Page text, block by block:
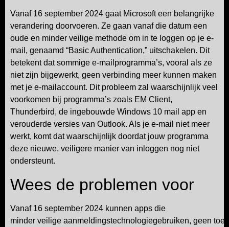
Vanaf 16 september 2024 gaat Microsoft een belangrijke
verandering doorvoeren. Ze gaan vanaf die datum een
oude en minder veilige methode om in te loggen op je e-
mail, genaamd “Basic Authentication,” uitschakelen. Dit
betekent dat sommige e-mailprogramma’s, vooral als ze
niet zijn bijgewerkt, geen verbinding meer kunnen maken
met je e-mailaccount. Dit probleem zal waarschijnlijk veel
voorkomen bij programma’s zoals EM Client,
Thunderbird, de ingebouwde Windows 10 mail app en
verouderde versies van Outlook. Als je e-mail niet meer
werkt, komt dat waarschijnlijk doordat jouw programma
deze nieuwe, veiligere manier van inloggen nog niet
ondersteunt.
Wees de problemen voor
Vanaf 16 september 2024 kunnen apps die
minder veilige aanmeldingstechnologiegebruiken, geen